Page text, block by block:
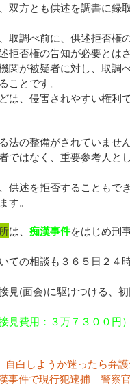
、双方とも供述を調書に
取調べ前に、供述拒否権
拒否権の告知が必要とは
関が被疑者に対し、取調
ことです。
は、侵害されやすい権利
の整備がされていません
ではなく、重要参考人と
供述を拒否することもで
す。
は、 痴漢事件をはじめ刑
ての相談も３６５日２４
見(面会)に駆けつける、
費用：３万７３００円）
白しようか迷ったら弁
事件で現行犯逮捕 警察